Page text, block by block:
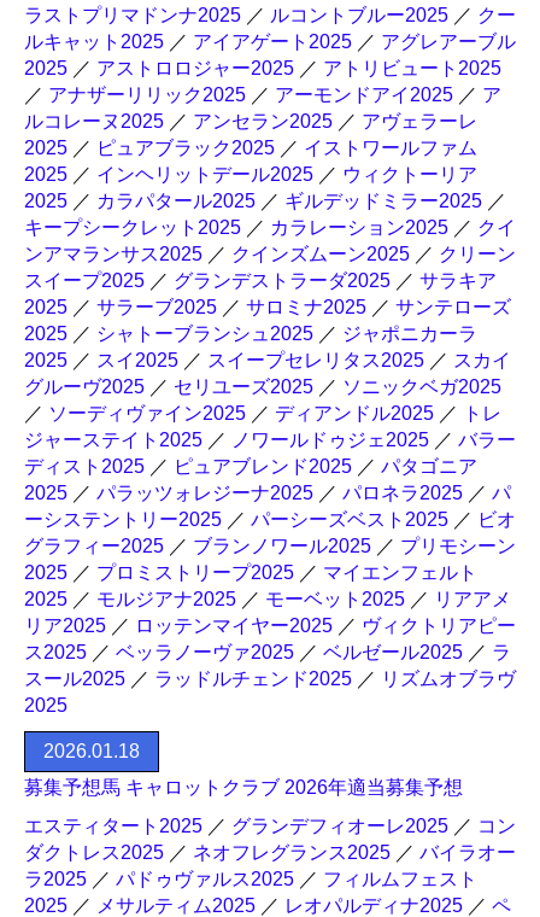
ラストプリマドンナ2025 ／ ルコントブルー2025 ／ クー
ルキャット2025 ／ アイアゲート2025 ／ アグレアーブル
2025 ／ アストロロジャー2025 ／ アトリビュート2025
／ アナザーリリック2025 ／ アーモンドアイ2025 ／ ア
ルコレーヌ2025 ／ アンセラン2025 ／ アヴェラーレ
2025 ／ ピュアブラック2025 ／ イストワールファム
2025 ／ インヘリットデール2025 ／ ウィクトーリア
2025 ／ カラパタール2025 ／ ギルデッドミラー2025 ／
キープシークレット2025 ／ カラレーション2025 ／ クイ
ンアマランサス2025 ／ クインズムーン2025 ／ クリーン
スイープ2025 ／ グランデストラーダ2025 ／ サラキア
2025 ／ サラーブ2025 ／ サロミナ2025 ／ サンテローズ
2025 ／ シャトーブランシュ2025 ／ ジャポニカーラ
2025 ／ スイ2025 ／ スイープセレリタス2025 ／ スカイ
グルーヴ2025 ／ セリユーズ2025 ／ ソニックベガ2025
／ ソーディヴァイン2025 ／ ディアンドル2025 ／
トレ
ジャーステイト2025 ／ ノワールドゥジェ2025 ／ バラー
ディスト2025 ／ ピュアブレンド2025 ／ パタゴニア
2025 ／ パラッツォレジーナ2025 ／ パロネラ2025 ／ パ
ーシステントリー2025 ／ パーシーズベスト2025 ／ ビオ
グラフィー2025 ／ ブランノワール2025 ／ プリモシーン
2025 ／ プロミストリープ2025 ／ マイエンフェルト
2025 ／ モルジアナ2025 ／ モーベット2025 ／ リアアメ
リア2025 ／ ロッテンマイヤー2025 ／ ヴィクトリアピー
ス2025 ／ ベッラノーヴァ2025 ／ ベルゼール2025 ／ ラ
スール2025 ／ ラッドルチェンド2025 ／ リズムオブラヴ
2025
2026.01.18
募集予想馬 キャロットクラブ 2026年適当募集予想
エスティタート2025 ／ グランデフィオーレ2025 ／ コン
ダクトレス2025 ／ ネオフレグランス2025 ／ バイラオー
ラ2025 ／ パドゥヴァルス2025 ／ フィルムフェスト
2025 ／ メサルティム2025 ／ レオパルディナ2025 ／ ペ